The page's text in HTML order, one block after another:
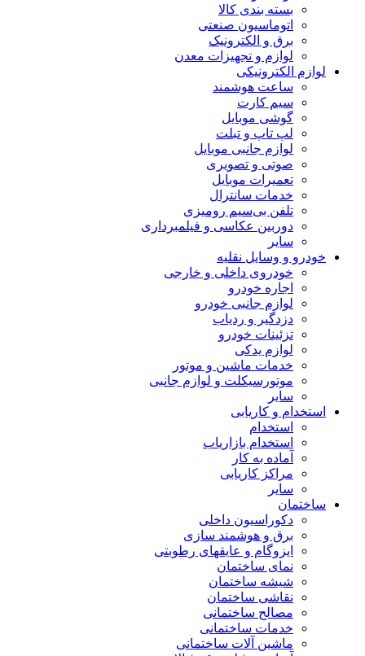
بسته بندی کالا
اتوماسیون صنعتی
برق و الکترونیک
لوازم و تجهیزات معدن
لوازم الکترونیکی
ساعت هوشمند
سیم کارت
گوشی موبایل
لپ تاپ و تبلت
لوازم جانبی موبایل
صوتی و تصویری
تعمیرات موبایل
خدمات سانترال
تلفن بی‌سیم رومیزی
دوربین عکاسی و فیلمبرداری
سایر
خودرو و وسایل نقلیه
خودروی داخلی و خارجی
اجاره خودرو
لوازم جانبی خودرو
دزدگیر و ردیاب
تزئینات خودرو
لوازم یدکی
خدمات ماشین و موتور
موتورسیکلت و لوازم جانبی
سایر
استخدام و کاریابی
استخدام
استخدام بازاریاب
آماده به کار
مراکز کاریابی
سایر
ساختمان
دکوراسیون داخلی
برق و هوشمند سازی
ایزوگام و عایقهای رطوبتی
نمای ساختمان
شیشه ساختمان
نقاشی ساختمان
مصالح ساختمانی
خدمات ساختمانی
ماشین آلات ساختمانی